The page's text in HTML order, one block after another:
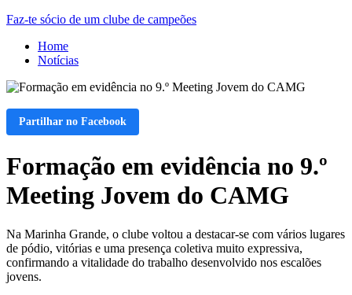
Faz-te sócio de um clube de campeões
Home
Notícias
Partilhar no Facebook
Formação em evidência no 9.º
Meeting Jovem do CAMG
Na Marinha Grande, o clube voltou a destacar-se com vários lugares
de pódio, vitórias e uma presença coletiva muito expressiva,
confirmando a vitalidade do trabalho desenvolvido nos escalões
jovens.